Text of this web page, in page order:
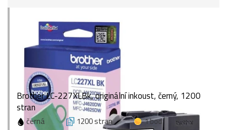
Brother LC-227XLBk, originální inkoust, černý, 1200
stran
černá 1200 stran
1 bod